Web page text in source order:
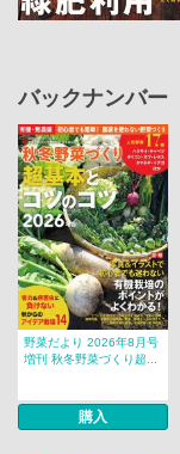
バックナンバー
野菜だより 2026年8月号
増刊 秋冬野菜づくり超...
購入